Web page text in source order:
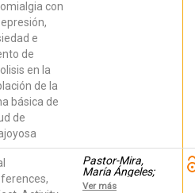
con
e
de
en la
de la
básica de
de
Pastor-Mira,
María Ángeles;
López Roig,
Ver más